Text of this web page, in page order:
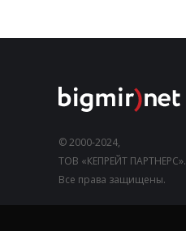
© 2000-2024,
ТОВ «КЕПРЕЙТ ПАРТНЕРС».
Все права защищены.